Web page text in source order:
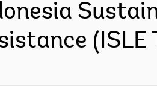
(ISLE